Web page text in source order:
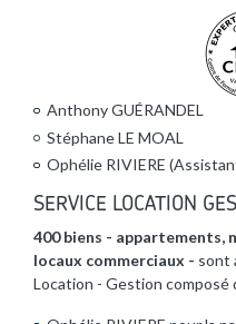
Anthony GUÉRANDEL
Stéphane LE MOAL
Ophélie RIVIERE
SERVICE LOCATION
400 biens - appartements,
locaux commerciaux - sont
Location - Gestion composé